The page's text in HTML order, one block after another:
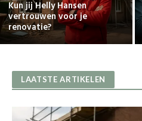
Kun jij Helly Hansen
vertrouwen voor je
renovatie?
LAATSTE ARTIKELEN